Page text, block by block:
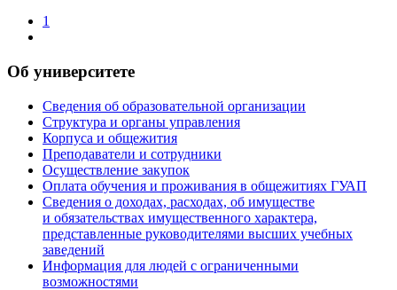
1
Об университете
Сведения об образовательной организации
Структура и органы управления
Корпуса и общежития
Преподаватели и сотрудники
Осуществление закупок
Оплата обучения и проживания в общежитиях ГУАП
Сведения о доходах, расходах, об имуществе
и обязательствах имущественного характера,
представленные руководителями высших учебных
заведений
Информация для людей с ограниченными
возможностями